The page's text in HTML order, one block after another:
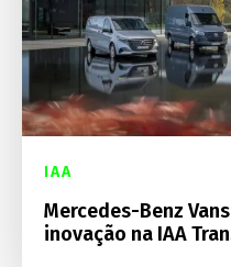
IAA
Mercedes-Benz
inovação na IAA